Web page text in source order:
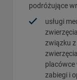
podróżujące
usługi
związku
placówce
zabiegi i